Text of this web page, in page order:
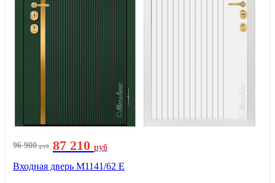
96 900руб 87 210 руб
Входная дверь М1141/62 Е